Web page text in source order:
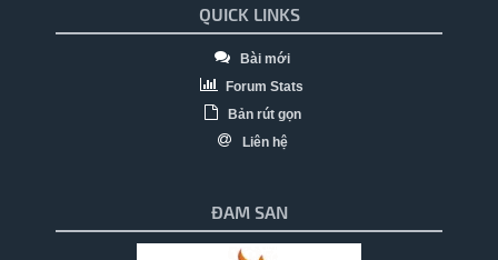
QUICK LINKS
Bài mới
Forum Stats
Bản rút gọn
Liên hệ
ĐAM SAN